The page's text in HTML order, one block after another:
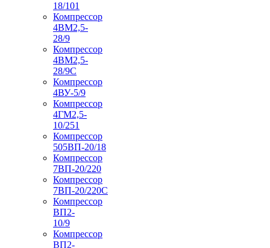
18/101
Компрессор
4ВМ2,5-
28/9
Компрессор
4ВМ2,5-
28/9С
Компрессор
4ВУ-5/9
Компрессор
4ГМ2,5-
10/251
Компрессор
505ВП-20/18
Компрессор
7ВП-20/220
Компрессор
7ВП-20/220С
Компрессор
ВП2-
10/9
Компрессор
ВП2-